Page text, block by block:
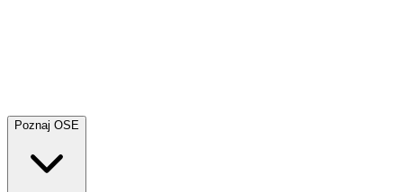
Poznaj OSE